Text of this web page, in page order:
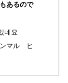
あるので
네요
マル ヒ